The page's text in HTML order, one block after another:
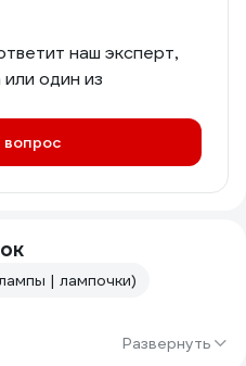
наш эксперт,
один из
вопрос
| лампочки)
Развернуть